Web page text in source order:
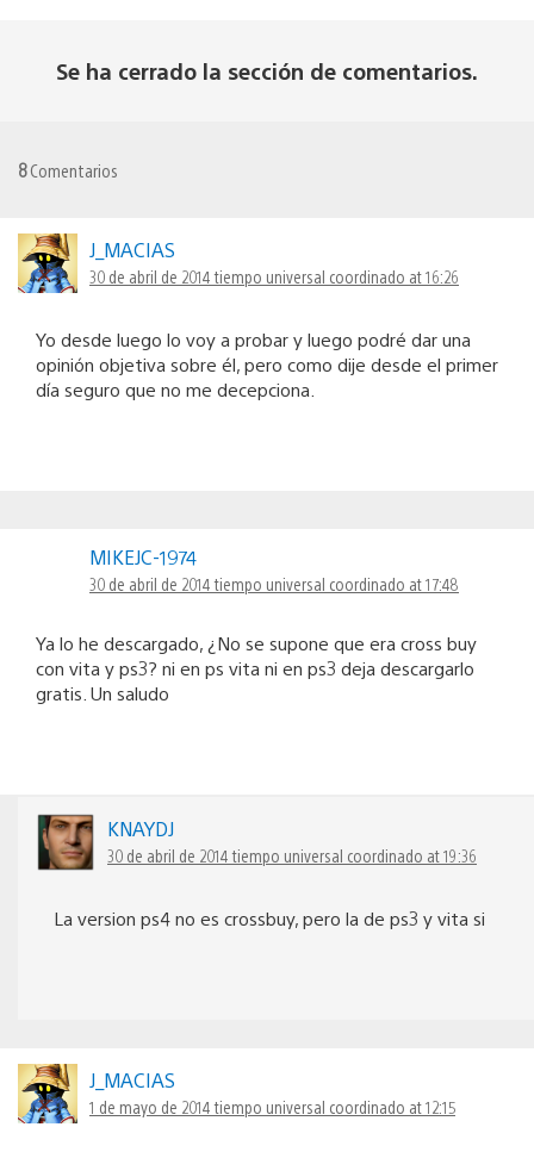
Se ha cerrado la sección de comentarios.
8Comentarios
J_MACIAS
30 de abril de 2014 tiempo universal coordinado at 16:26
Yo desde luego lo voy a probar y luego podré dar una
opinión objetiva sobre él, pero como dije desde el primer
día seguro que no me decepciona.
MIKEJC-1974
30 de abril de 2014 tiempo universal coordinado at 17:48
Ya lo he descargado, ¿No se supone que era cross buy
con vita y ps3? ni en ps vita ni en ps3 deja descargarlo
gratis. Un saludo
KNAYDJ
30 de abril de 2014 tiempo universal coordinado at 19:36
La version ps4 no es crossbuy, pero la de ps3 y vita si
J_MACIAS
1 de mayo de 2014 tiempo universal coordinado at 12:15